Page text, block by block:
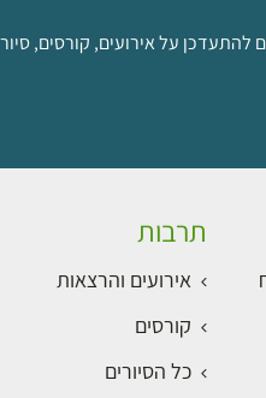
להתעדכן על אירועים, קורסים,
תרבות
אירועים והרצאות
קורסים
כל הסיורים